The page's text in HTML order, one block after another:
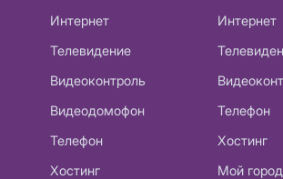
Интернет
Телевидение
Видеоконтроль
Видеодомофон
Телефон
Хостинг
Интернет
Телефон
Хостинг
Мой город